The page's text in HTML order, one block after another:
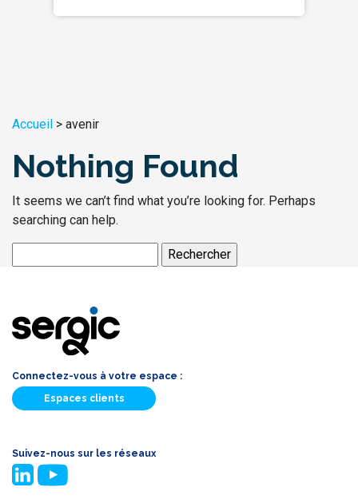
Accueil > avenir
Nothing Found
It seems we can’t find what you’re looking for. Perhaps
searching can help.
Connectez-vous à votre espace :
Espaces clients
Suivez-nous sur les réseaux